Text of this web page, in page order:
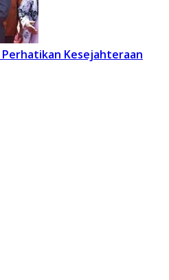
Kesejahteraan